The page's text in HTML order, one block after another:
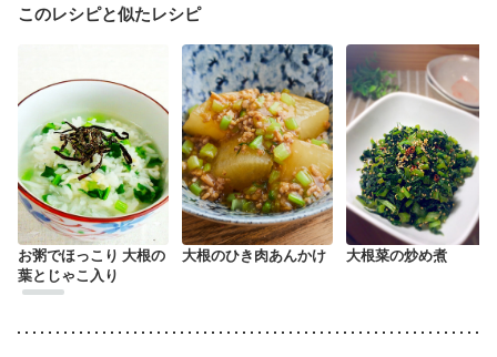
このレシピと似たレシピ
お粥でほっこり 大根の
葉とじゃこ入り
大根のひき肉あんかけ 大根菜の炒め煮